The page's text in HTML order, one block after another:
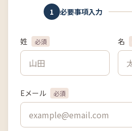
1 必要事項入力
姓 必須 名
Eメール 必須